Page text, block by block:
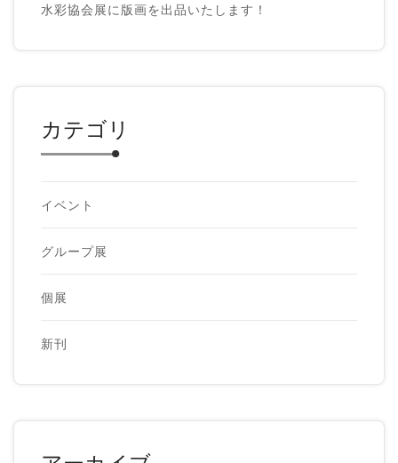
水彩協会展に版画を出品いたします！
カテゴリ
イベント
グループ展
個展
新刊